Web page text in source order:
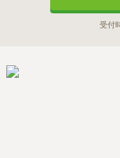
女性
受付